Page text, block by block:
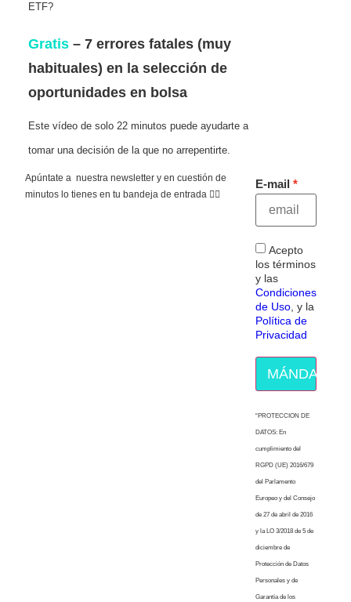
ETF?
Gratis – 7 errores fatales (muy
habituales) en la selección de
oportunidades en bolsa
Este vídeo de solo 22 minutos puede ayudarte a
tomar una decisión de la que no arrepentirte.
Apúntate a nuestra newsletter y en cuestión de
minutos lo tienes en tu bandeja de entrada 👇🏻
E-mail
Acepto
los términos
y las
Condiciones
de Uso, y la
Política de
Privacidad
MÁNDAME
“PROTECCION DE
DATOS: En
cumplimiento del
RGPD (UE) 2016/679
del Parlamento
Europeo y del Consejo
de 27 de abril de 2016
y la LO 3/2018 de 5 de
diciembre de
Protección de Datos
Personales y de
Garantía de los